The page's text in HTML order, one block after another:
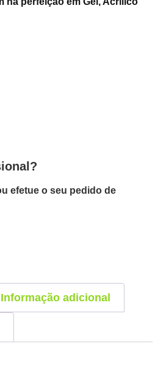
efetue o seu pedido de
Informação adicional